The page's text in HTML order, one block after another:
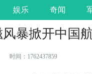
娱乐 奇闻
暴掀开中国
时间：1762437859